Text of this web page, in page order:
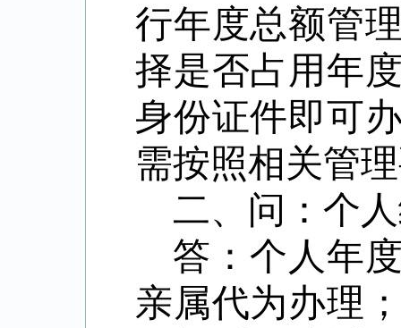
行年度总额管
择是否占用年
身份证件即可
需按照相关管
二、 问：个
答：个人年
亲属代为办理